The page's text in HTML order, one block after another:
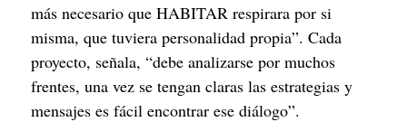
más necesario que HABITAR respirara por si
misma, que tuviera personalidad propia”. Cada
proyecto, señala, “debe analizarse por muchos
frentes, una vez se tengan claras las estrategias y
mensajes es fácil encontrar ese diálogo”.